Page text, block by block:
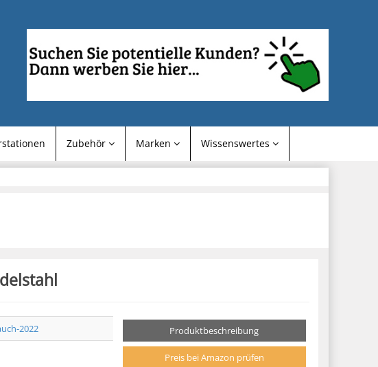
Zubehör Marken Wissenswertes
2022
Produktbeschreibung
Preis bei Amazon prüfen